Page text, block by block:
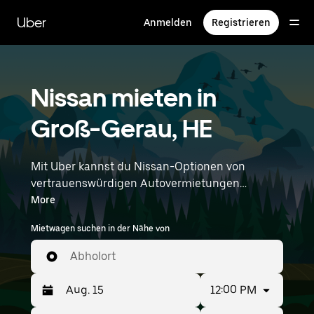
zum
Hauptinhalt
Uber Anmelden Registrieren
Nissan mieten in
Groß-Gerau, HE
Mit Uber kannst du Nissan-Optionen von
vertrauenswürdigen Autovermietungen
durchstöbern. Finde den richtigen Leihwagen
von Nissan für Besorgungen, Roadtrips oder
tägliche Fahrten. Egal, ob du Preis, Größe oder
Stil priorisierst: Hier findest du Optionen, die
deinen Wünschen entsprechen. Gib deine Zeit-
und Standortangaben (z. B. Frankfurt Airport)
ein, um Nissan-Vermietungen in deiner Nähe
More
Mietwagen suchen in der Nähe von
Abholort
12:00 PM